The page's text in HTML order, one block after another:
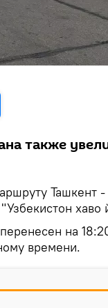
также
Ташкент -
хаво
на
времени.